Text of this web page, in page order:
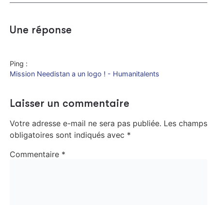
Une réponse
Ping :
Mission Needistan a un logo ! - Humanitalents
Laisser un commentaire
Votre adresse e-mail ne sera pas publiée. Les champs
obligatoires sont indiqués avec *
Commentaire *